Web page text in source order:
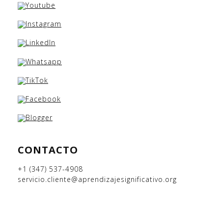
CONTACTO
+1 (347) 537-4908
servicio.cliente@aprendizajesignificativo.org